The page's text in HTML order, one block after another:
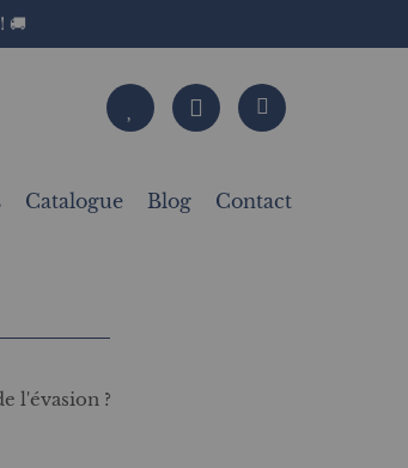
🚚
Catalogue Blog Contact
l'évasion ?